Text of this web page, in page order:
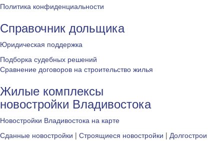
Политика конфиденциальности
Справочник дольщика
Юридическая поддержка
Подборка судебных решений
Сравнение договоров на строительство жилья
Жилые комплексы
новостройки Владивостока
Новостройки Владивостока на карте
Сданные новостройки | Строящиеся новостройки | Долгострои